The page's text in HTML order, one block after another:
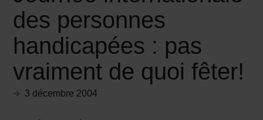
des personnes
handicapées : pas
vraiment de quoi fêter!
3 décembre 2004